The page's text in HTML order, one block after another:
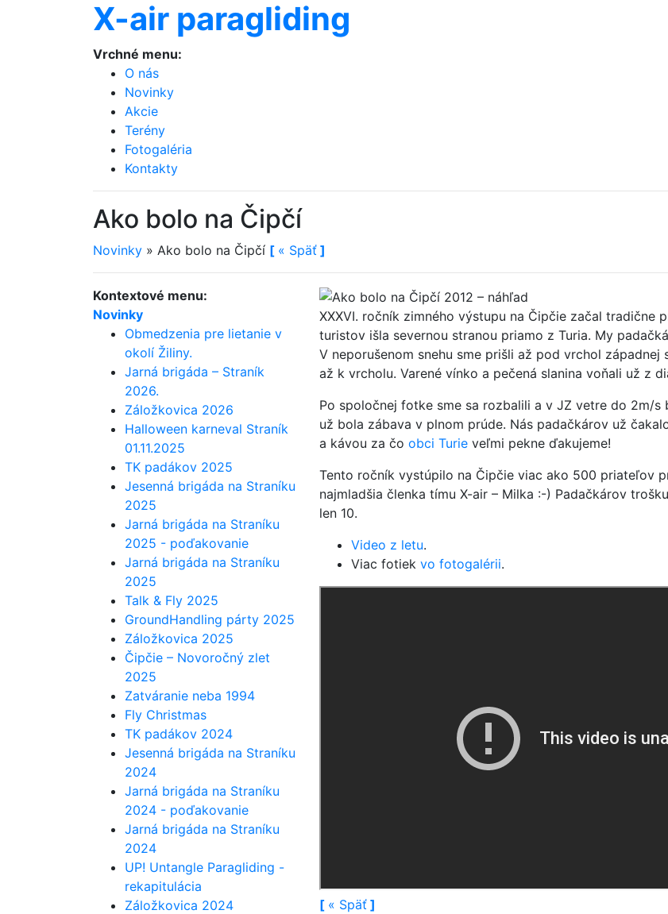
X-air paragliding
Vrchné menu:
O nás
Novinky
Akcie
Terény
Fotogaléria
Kontakty
Ako bolo na Čipčí
Novinky » Ako bolo na Čipčí [ « Späť ]
XXXVI. ročník zimného výstupu na Čipčie začal tradične
turistov išla severnou stranou priamo z Turia. My
V neporušenom snehu sme prišli až pod vrchol
až k vrcholu. Varené vínko a pečená slanina voňali už z
Po spoločnej fotke sme sa rozbalili a v JZ vetre do 2m/s
už bola zábava v plnom prúde. Nás padačkárov už
a kávou za čo obci Turie veľmi pekne ďakujeme!
Tento ročník vystúpilo na Čipčie viac ako 500 priateľov
najmladšia členka tímu X-air – Milka :-) Padačkárov
len 10.
Video z letu.
Viac fotiek vo fotogalérii.
[ « Späť ]
Kontextové menu:
Novinky
Obmedzenia pre lietanie v
okolí Žiliny.
Jarná brigáda – Straník
2026.
Záložkovica 2026
Halloween karneval Straník
01.11.2025
TK padákov 2025
Jesenná brigáda na Straníku
2025
Jarná brigáda na Straníku
2025 - poďakovanie
Jarná brigáda na Straníku
2025
Talk & Fly 2025
GroundHandling párty 2025
Záložkovica 2025
Čipčie – Novoročný zlet
2025
Zatváranie neba 1994
Fly Christmas
TK padákov 2024
Jesenná brigáda na Straníku
2024
Jarná brigáda na Straníku
2024 - poďakovanie
Jarná brigáda na Straníku
2024
UP! Untangle Paragliding -
rekapitulácia
Záložkovica 2024